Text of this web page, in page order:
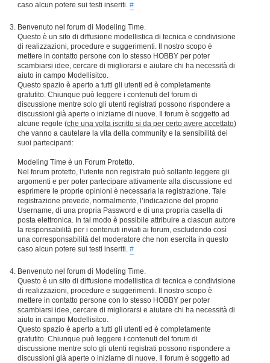
caso alcun potere sui testi inseriti. #
Benvenuto nel forum di Modeling Time.
Questo è un sito di diffusione modellistica di tecnica e condivisione
di realizzazioni, procedure e suggerimenti. Il nostro scopo è
mettere in contatto persone con lo stesso HOBBY per poter
scambiarsi idee, cercare di migliorarsi e aiutare chi ha necessità di
aiuto in campo Modellisitco.
Questo spazio è aperto a tutti gli utenti ed è completamente
gratutito. Chiunque può leggere i contenuti del forum di
discussione mentre solo gli utenti registrati possono rispondere a
discussioni già aperte o iniziarne di nuove. Il forum è soggetto ad
alcune regole (che una volta iscritto si da per certo avere accettato)
che vanno a cautelare la vita della community e la sensibilità dei
suoi partecipanti:
Modeling Time è un Forum Protetto.
Nel forum protetto, l’utente non registrato può soltanto leggere gli
argomenti e per poter partecipare attivamente alla discussione ed
esprimere le proprie opinioni è necessaria la registrazione. Tale
registrazione prevede, normalmente, l’indicazione del proprio
Username, di una propria Password e di una propria casella di
posta elettronica. In tal modo è possibile attribuire a ciascun autore
la responsabilità per i contenuti inviati ai forum, escludendo così
una corresponsabilità del moderatore che non esercita in questo
caso alcun potere sui testi inseriti. #
Benvenuto nel forum di Modeling Time.
Questo è un sito di diffusione modellistica di tecnica e condivisione
di realizzazioni, procedure e suggerimenti. Il nostro scopo è
mettere in contatto persone con lo stesso HOBBY per poter
scambiarsi idee, cercare di migliorarsi e aiutare chi ha necessità di
aiuto in campo Modellisitco.
Questo spazio è aperto a tutti gli utenti ed è completamente
gratutito. Chiunque può leggere i contenuti del forum di
discussione mentre solo gli utenti registrati possono rispondere a
discussioni già aperte o iniziarne di nuove. Il forum è soggetto ad